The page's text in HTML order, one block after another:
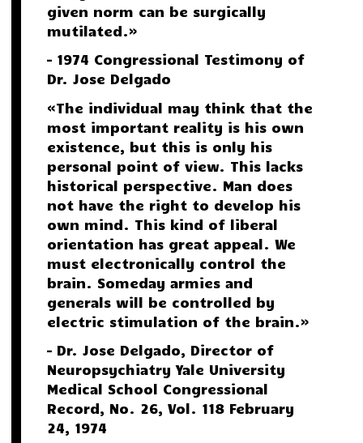
given norm can be surgically
mutilated.»
– 1974 Congressional Testimony of
Dr. Jose Delgado
«The individual may think that the
most important reality is his own
existence, but this is only his
personal point of view. This lacks
historical perspective. Man does
not have the right to develop his
own mind. This kind of liberal
orientation has great appeal. We
must electronically control the
brain. Someday armies and
generals will be controlled by
electric stimulation of the brain.»
– Dr. Jose Delgado, Director of
Neuropsychiatry Yale University
Medical School Congressional
Record, No. 26, Vol. 118 February
24, 1974